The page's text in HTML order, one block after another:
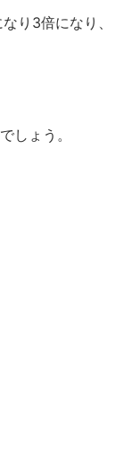
り3倍になり、
しょう。